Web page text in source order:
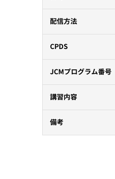
配信方法
CPDS
JCMプログラム番号
講習内容
備考